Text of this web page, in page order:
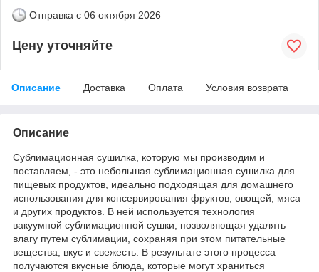
Отправка с 06 октября 2026
Цену уточняйте
Описание Доставка Оплата Условия возврата
Описание
Сублимационная сушилка, которую мы производим и
поставляем, - это небольшая сублимационная сушилка для
пищевых продуктов, идеально подходящая для домашнего
использования для консервирования фруктов, овощей, мяса
и других продуктов. В ней используется технология
вакуумной сублимационной сушки, позволяющая удалять
влагу путем сублимации, сохраняя при этом питательные
вещества, вкус и свежесть. В результате этого процесса
получаются вкусные блюда, которые могут храниться